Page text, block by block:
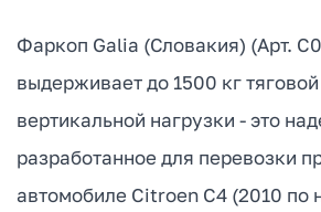
Фаркоп Galia (Словакия) (Арт.
выдерживает до 1500 кг
вертикальной нагрузки - это
разработанное для перевозки
автомобиле Citroen C4 (2010 по